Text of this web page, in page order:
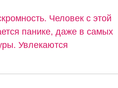
Человек с этой
панике, даже в самых
Увлекаются